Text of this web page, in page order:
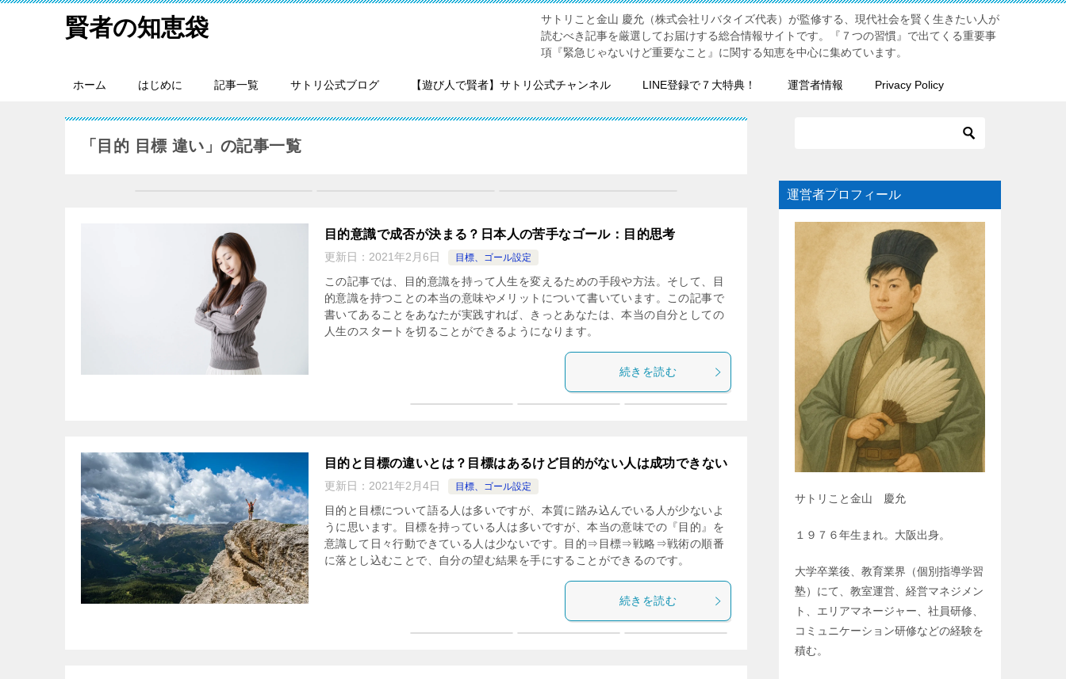
賢者の知恵袋
サトリこと金山 慶允（株式会社リバタイズ代表）が監修する、現代社会を賢く生きたい人が
読むべき記事を厳選してお届けする総合情報サイトです。『７つの習慣』で出てくる重要事
項『緊急じゃないけど重要なこと』に関する知恵を中心に集めています。
ホーム はじめに 記事一覧 サトリ公式ブログ 【遊び人で賢者】サトリ公式チャンネル LINE登録で７大特典！ 運営者情報 Privacy Policy
「目的 目標 違い」の記事一覧
目的意識で成否が決まる？日本人の苦手なゴール：目的思考
更新日： 2021年2月6日 目標、ゴール設定
この記事では、目的意識を持って人生を変えるための手段や方法。そして、目
的意識を持つことの本当の意味やメリットについて書いています。この記事で
書いてあることをあなたが実践すれば、きっとあなたは、本当の自分としての
人生のスタートを切ることができるようになります。
続きを読む
目的と目標の違いとは？目標はあるけど目的がない人は成功できない
更新日： 2021年2月4日 目標、ゴール設定
目的と目標について語る人は多いですが、本質に踏み込んでいる人が少ないよ
うに思います。目標を持っている人は多いですが、本当の意味での『目的』を
意識して日々行動できている人は少ないです。目的⇒目標⇒戦略⇒戦術の順番
に落とし込むことで、自分の望む結果を手にすることができるのです。
続きを読む
運営者プロフィール
サトリこと金山 慶允
１９７６年生まれ。大阪出身。
大学卒業後、教育業界（個別指導学習
塾）にて、教室運営、経営マネジメン
ト、エリアマネージャー、社員研修、
コミュニケーション研修などの経験を
積む。